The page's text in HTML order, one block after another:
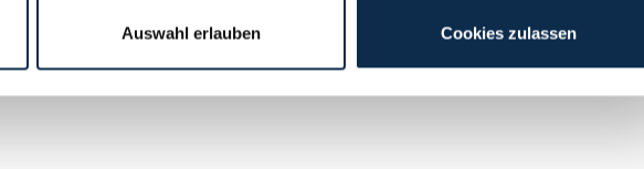
Auswahl erlauben Cookies zulassen